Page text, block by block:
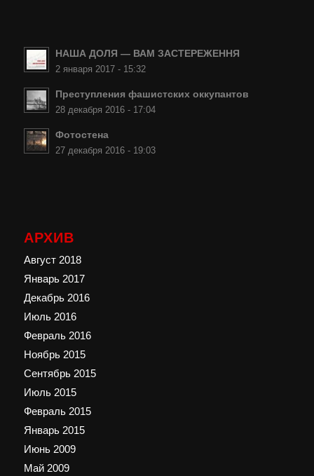
НАША ДОЛЯ — ВАМ ЗАСТЕРЕЖЕННЯ
2 января 2017 - 15:32
Преступления фашистских оккупантов
28 декабря 2016 - 17:04
Фотостена
27 декабря 2016 - 19:03
АРХИВ
Август 2018
Январь 2017
Декабрь 2016
Июль 2016
Февраль 2016
Ноябрь 2015
Сентябрь 2015
Июль 2015
Февраль 2015
Январь 2015
Июнь 2009
Май 2009